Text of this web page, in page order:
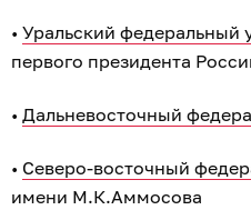
• Уральский федеральный
первого президента
• Дальневосточный
• Северо-восточный
имени М.К.Аммосова